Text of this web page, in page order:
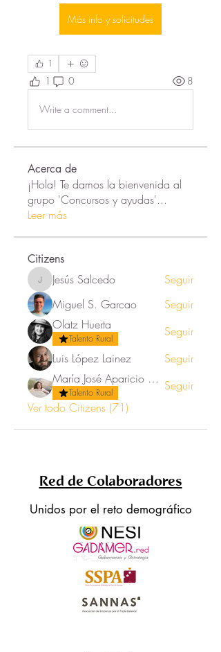
Más info y solicitudes
1
1 0 8
Write a comment...
Acerca de
¡Hola! Te damos la bienvenida al
grupo 'Concursos y ayudas'...
Leer más
Citizens
Jesús Salcedo
Jesús Salcedo
Seguir
Miguel S. Garcao
Seguir
Olatz Huerta
Talento Rural
Seguir
Luis López Lainez
Seguir
María José Aparicio Ortega
Talento Rural
Seguir
Ver todo Citizens (71)
Red de Colaboradores
Unidos por el reto demográfico